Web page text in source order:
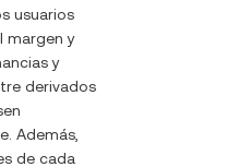
usuarios
margen y
y
derivados
Además,
de cada